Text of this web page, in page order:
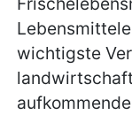
wichtigste